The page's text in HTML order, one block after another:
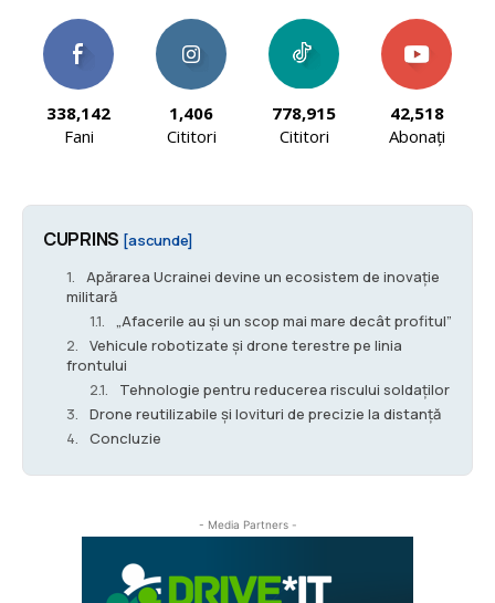
338,142
Fani
1,406
Cititori
778,915
Cititori
42,518
Abonați
CUPRINS [ascunde]
Apărarea Ucrainei devine un ecosistem de inovație
militară
„Afacerile au și un scop mai mare decât profitul”
Vehicule robotizate și drone terestre pe linia
frontului
Tehnologie pentru reducerea riscului soldaților
Drone reutilizabile și lovituri de precizie la distanță
Concluzie
- Media Partners -